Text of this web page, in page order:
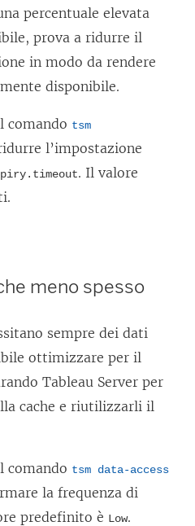
percentuale elevata
prova a ridurre il
in modo da rendere
disponibile.
comando tsm
l’impostazione
. Il valore
meno spesso
sempre dei dati
ottimizzare per il
Tableau Server per
cache e riutilizzarli il
comando tsm data-access
la frequenza di
predefinito è Low.